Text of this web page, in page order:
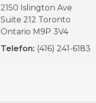
2150 Islington Ave
Suite 212 Toronto
Ontario M9P 3V4
Telefon: (416) 241-6183